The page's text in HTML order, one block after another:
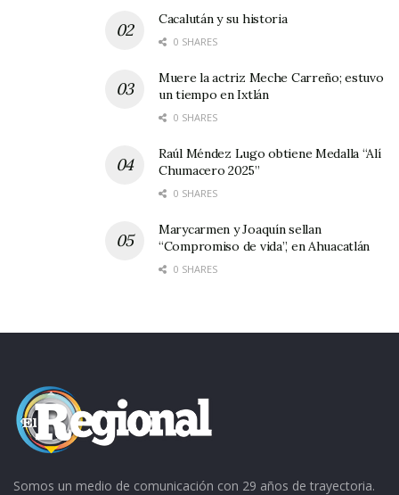
propondrá que se agilice el asunto de la
organización de las Fiestas Patrias Ixtlán 2015,
pues estas ya están a la vuelta de la esquina.
Cacalután y su historia
0 SHARES
Muere la actriz Meche Carreño; estuvo
un tiempo en Ixtlán
0 SHARES
Raúl Méndez Lugo obtiene Medalla “Alí
Chumacero 2025”
0 SHARES
Marycarmen y Joaquín sellan
“Compromiso de vida”, en Ahuacatlán
0 SHARES
Somos un medio de comunicación con 29 años de trayectoria.